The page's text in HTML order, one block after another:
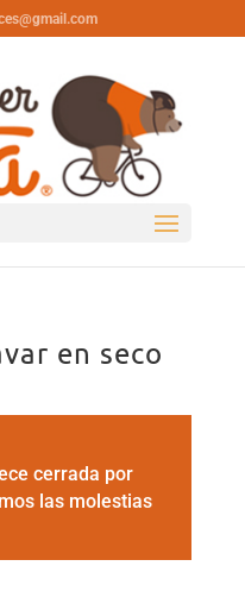
en seco
cerrada por
las molestias